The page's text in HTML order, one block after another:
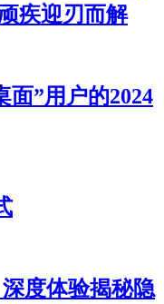
疾迎刃而解
面”用户的2024
度体验揭秘隐